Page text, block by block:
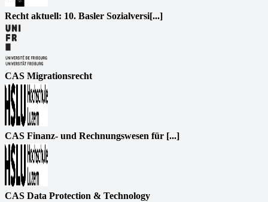
Recht aktuell: 10. Basler Sozialversi[...]
CAS Migrationsrecht
CAS Finanz- und Rechnungswesen für [...]
CAS Data Protection & Technology